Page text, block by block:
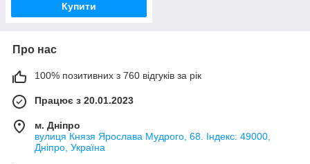
Купити
Про нас
100% позитивних з 760 відгуків за рік
Працює з 20.01.2023
м. Дніпро
вулиця Князя Ярослава Мудрого, 68. Індекс: 49000,
Дніпро, Україна